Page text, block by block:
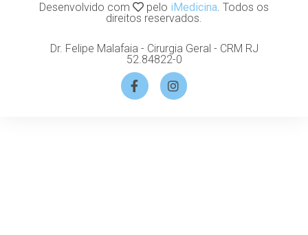
Desenvolvido com pelo iMedicina. Todos os
direitos reservados.
Dr. Felipe Malafaia - Cirurgia Geral - CRM RJ
52.84822-0